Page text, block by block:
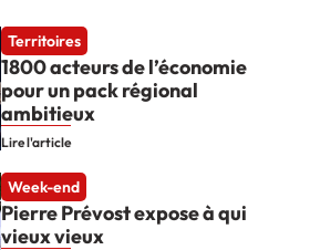
Territoires
1800 acteurs de l’économie
pour un pack régional
ambitieux
Lire l'article
Week-end
Pierre Prévost expose à qui
vieux vieux